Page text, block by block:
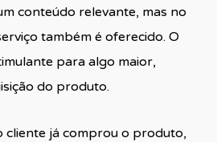
conteúdo relevante, mas no
também é oferecido. O
para algo maior,
do produto.
cliente já comprou o produto,